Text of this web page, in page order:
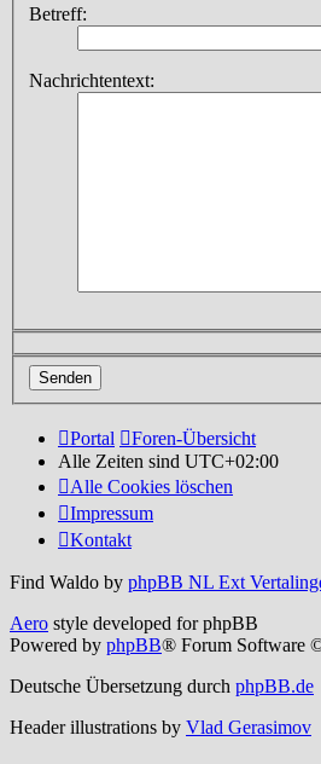
Betreff:
Nachrichtentext:
Portal
Foren-Übersicht
Alle Zeiten sind UTC+02:00
Alle Cookies löschen
Impressum
Kontakt
Find Waldo by phpBB NL Ext
Aero style developed for phpBB
Powered by phpBB® Forum Software
Deutsche Übersetzung durch phpBB.de
Header illustrations by Vlad Gerasimov